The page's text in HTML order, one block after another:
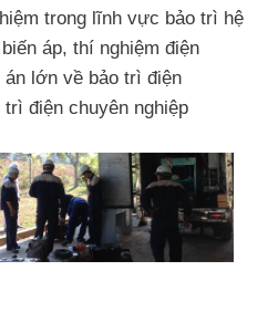
trong lĩnh vực bảo trì hệ
áp, thí nghiệm điện
lớn về bảo trì điện
điện chuyên nghiệp